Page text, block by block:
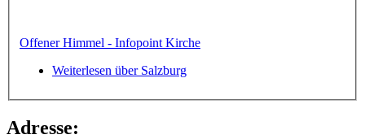
Offener Himmel - Infopoint Kirche
Weiterlesen über Salzburg
Adresse: